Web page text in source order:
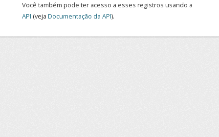
Você também pode ter acesso a esses registros usando a
API (veja Documentação da API).